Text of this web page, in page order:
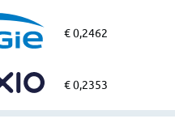
€ 0,2462
€ 0,2353